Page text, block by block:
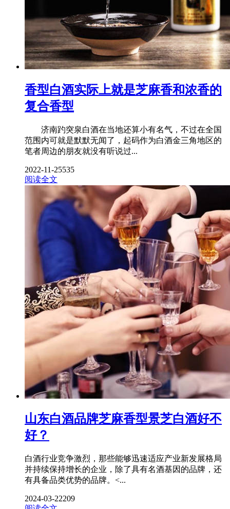
香型白酒实际上就是芝麻香和浓香的
复合香型
济南趵突泉白酒在当地还算小有名气，不过在全国
范围内可就是默默无闻了，起码作为白酒金三角地区的
笔者周边的朋友就没有听说过...
2022-11-25535
阅读全文
山东白酒品牌芝麻香型景芝白酒好不
好？
白酒行业竞争激烈，那些能够迅速适应产业新发展格局
并持续保持增长的企业，除了具有名酒基因的品牌，还
有具备品类优势的品牌。<...
2024-03-22209